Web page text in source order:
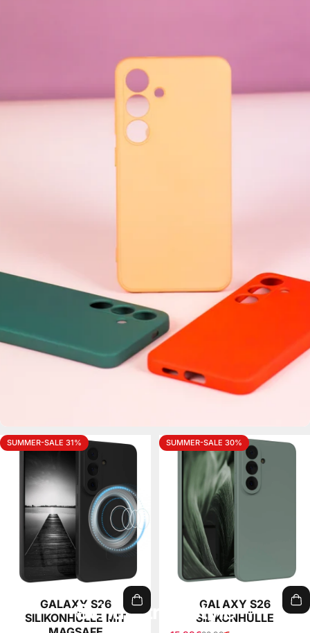
Schutz trifft Style
SUMMER-SALE 31%
GALAXY S26
SILIKONHÜLLE MIT
SUMMER-SALE 30%
GALAXY S26
SILIKONHÜLLE